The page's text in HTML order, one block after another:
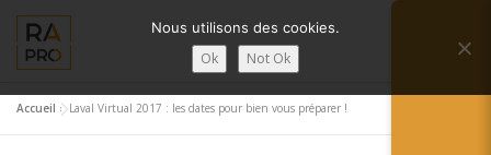
contenu
Menu
Accueil »Laval Virtual 2017 : les dates pour bien vous préparer !
Nous utilisons des cookies.
Ok Not Ok